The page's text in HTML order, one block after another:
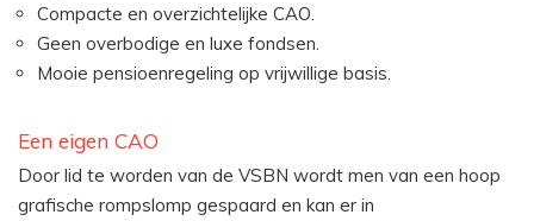
Compacte en overzichtelijke CAO.
Geen overbodige en luxe fondsen.
Mooie pensioenregeling op vrijwillige basis.
Een eigen CAO
Door lid te worden van de VSBN wordt men van een hoop
grafische rompslomp gespaard en kan er in